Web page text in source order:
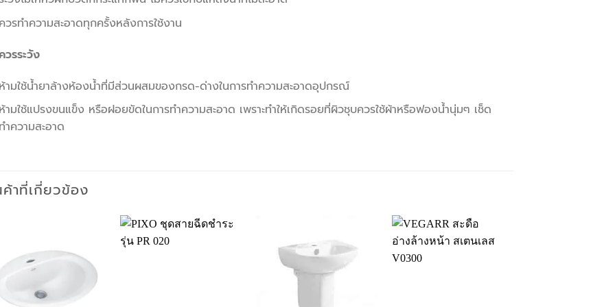
ควรทำความสะอาดทุกครั้งหลังการใช้งาน
วรระวัง
ห้ามใช้น้ำยาล้างห้องน้ำที่มีส่วนผสมของกรด-ด่างในการทำความสะอาดอุปกรณ์
ห้ามใช้แปรงขนแข็ง หรือฝอยขัดในการทำความสะอาด เพราะทำให้เกิดรอยที่ผิวชุบควรใช้ผ้าหรือฟองน้ำนุ่มๆ เช็ด
ทำความสะอาด
าที่เกี่ยวข้อง